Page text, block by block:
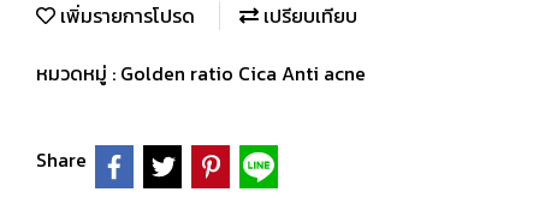
เพิ่มรายการโปรด
เปรียบเทียบ
หมวดหมู่ : Golden ratio Cica Anti acne
Share